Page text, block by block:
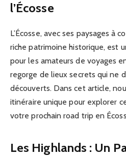
l’Écosse
L’Écosse, avec ses paysages à
riche patrimoine historique, est
pour les amateurs de voyages
regorge de lieux secrets qui ne
découverts. Dans cet article,
itinéraire unique pour explorer
votre prochain road trip en
Les Highlands : Un